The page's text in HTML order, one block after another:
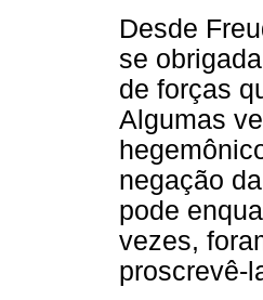
Desde
se
de forças
Algumas
negação
pode
vezes,
proscrevê-